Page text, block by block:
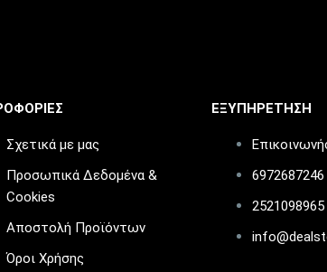
Σχετικά με μας
Προσωπικά Δεδομένα &
Cookies
Αποστολή Προϊόντων
Όροι Χρήσης
ΕΞΥΠΗΡΕΤΗΣΗ
6972687246
2521098965